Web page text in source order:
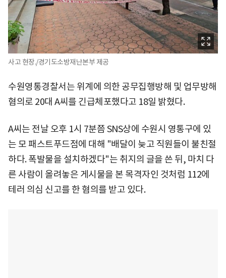
사고 현장./경기도소방재난본부 제공
수원영통경찰서는 위계에 의한 공무집행방해 및 업무방해
혐의로 20대 A씨를 긴급체포했다고 18일 밝혔다.
A씨는 전날 오후 1시 7분쯤 SNS상에 수원시 영통구에 있
는 모 패스트푸드점에 대해 "배달이 늦고 직원들이 불친절
하다. 폭발물을 설치하겠다"는 취지의 글을 쓴 뒤, 마치 다
른 사람이 올려놓은 게시물을 본 목격자인 것처럼 112에
테러 의심 신고를 한 혐의를 받고 있다.